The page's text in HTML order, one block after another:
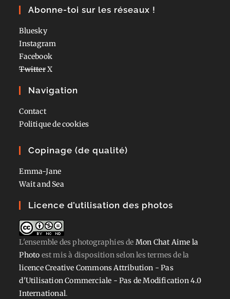
Abonne-toi sur les réseaux !
Bluesky
Instagram
Facebook
TwitterX
Navigation
Contact
Politique de cookies
Copinage (de qualité)
Emma-Jane
Wait and Sea
Licence d’utilisation des photos
L'ensemble des photographiesde Mon Chat Aime la
Photo est mis à disposition selon les termes de la
licence Creative Commons Attribution - Pas
d'Utilisation Commerciale - Pas de Modification 4.0
International.